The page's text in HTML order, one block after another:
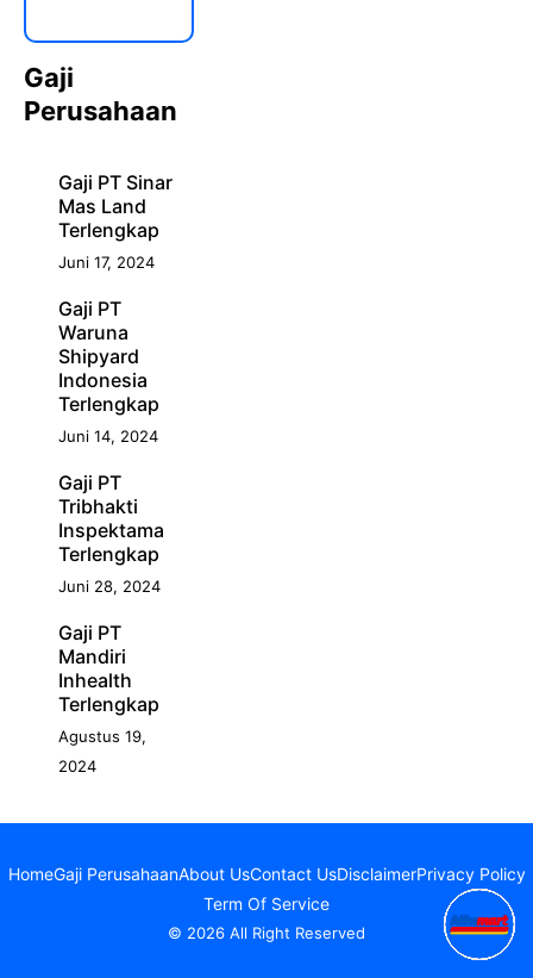
Gaji
Perusahaan
Gaji PT Sinar
Mas Land
Terlengkap
Juni 17, 2024
Gaji PT
Waruna
Shipyard
Indonesia
Terlengkap
Juni 14, 2024
Gaji PT
Tribhakti
Inspektama
Terlengkap
Juni 28, 2024
Gaji PT
Mandiri
Inhealth
Terlengkap
Agustus 19,
2024
HomeGaji PerusahaanAbout UsContact UsDisclaimerPrivacy Policy
Term Of Service
© 2026 All Right Reserved